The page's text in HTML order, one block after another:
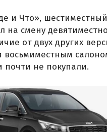
и Что»,
на смену
от двух других
восьмиместным
почти не покупали.